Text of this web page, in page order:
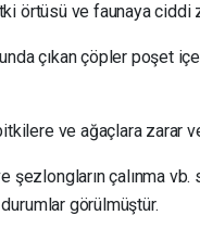
örtüsü ve faunaya ciddi
çıkan çöpler poşet
ve ağaçlara zarar
şezlongların çalınma
görülmüştür.